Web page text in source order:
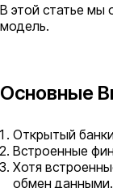
В этой статье мы
модель.
Основные
Открытый
Встроенные
Хотя
обмен данными.